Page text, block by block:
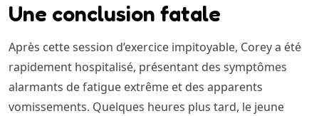
Une conclusion fatale
Après cette session d’exercice impitoyable, Corey a été
rapidement hospitalisé, présentant des symptômes
alarmants de fatigue extrême et des apparents
vomissements. Quelques heures plus tard, le jeune